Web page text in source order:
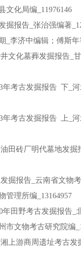
文化局编_11976146
掘报告_张治强编著
_李济中编辑；傅斯年
文化墓葬发掘报告_
年考古发掘报告 下_
年考古发掘报告 上_
田砖厂明代墓地发掘
掘报告_云南省文物
管理所编_13164957
年田野考古发掘报告_
市文物考古研究院编
上游商周遗址考古